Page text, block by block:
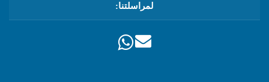
لمراسلتنا: